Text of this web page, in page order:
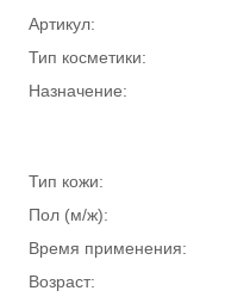
Артикул:
Тип косметики:
Назначение:
Тип кожи:
Пол (м/ж):
Время применения:
Возраст: